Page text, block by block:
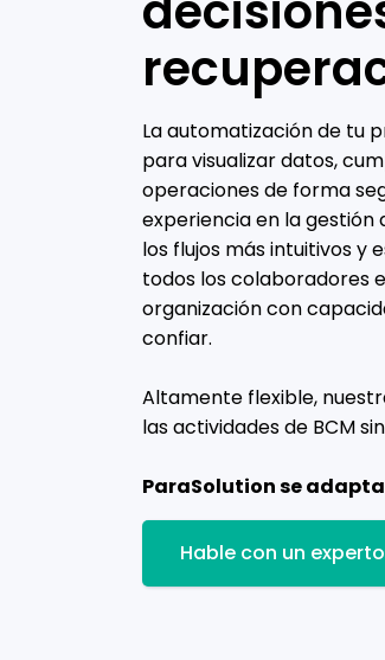
La automatización de tu
para visualizar datos,
operaciones de forma
experiencia en la
los flujos más intuitivos y
todos los colaboradores
organización con
confiar.
Altamente flexible,
las actividades de BCM
ParaSolution se
Hable con un experto